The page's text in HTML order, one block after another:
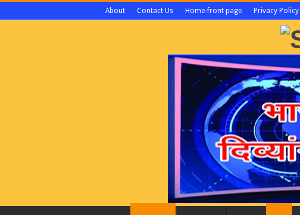
About Contact Us Home-front page Privacy Policy